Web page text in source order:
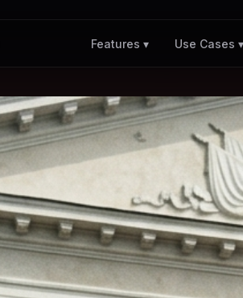
Features ▾ Use Cases ▾